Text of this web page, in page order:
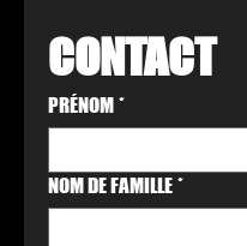
CONTACT
PRÉNOM*
NOM DE FAMILLE*